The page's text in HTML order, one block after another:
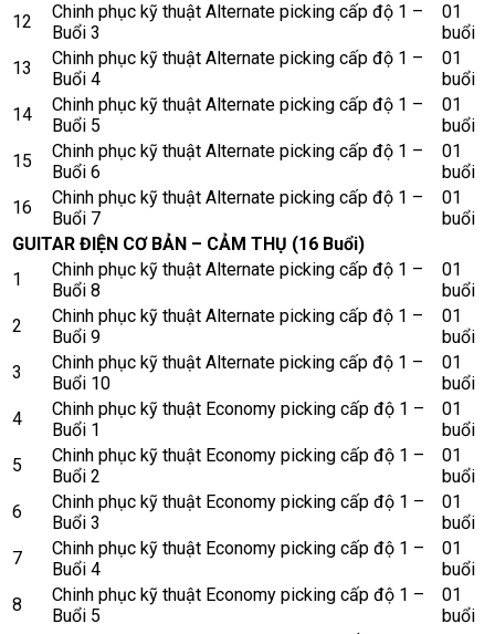
12
Chinh phục kỹ thuật Alternate picking cấp độ 1 –
Buổi 3
01
buổi
13
Chinh phục kỹ thuật Alternate picking cấp độ 1 –
Buổi 4
01
buổi
14
Chinh phục kỹ thuật Alternate picking cấp độ 1 –
Buổi 5
01
buổi
15
Chinh phục kỹ thuật Alternate picking cấp độ 1 –
Buổi 6
01
buổi
16
Chinh phục kỹ thuật Alternate picking cấp độ 1 –
Buổi 7
01
buổi
GUITAR ĐIỆN CƠ BẢN – CẢM THỤ (16 Buổi)
1
Chinh phục kỹ thuật Alternate picking cấp độ 1 –
Buổi 8
01
buổi
2
Chinh phục kỹ thuật Alternate picking cấp độ 1 –
Buổi 9
01
buổi
3
Chinh phục kỹ thuật Alternate picking cấp độ 1 –
Buổi 10
01
buổi
4
Chinh phục kỹ thuật Economy picking cấp độ 1 –
Buổi 1
01
buổi
5
Chinh phục kỹ thuật Economy picking cấp độ 1 –
Buổi 2
01
buổi
6
Chinh phục kỹ thuật Economy picking cấp độ 1 –
Buổi 3
01
buổi
7
Chinh phục kỹ thuật Economy picking cấp độ 1 –
Buổi 4
01
buổi
8
Chinh phục kỹ thuật Economy picking cấp độ 1 –
Buổi 5
01
buổi